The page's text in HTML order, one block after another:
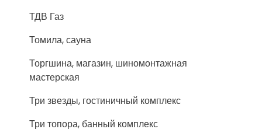
ТДВ Газ
Томила, сауна
Торгшина, магазин, шиномонтажная
мастерская
Три звезды, гостиничный комплекс
Три топора, банный комплекс